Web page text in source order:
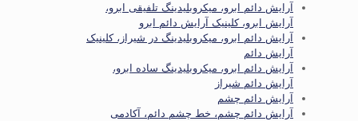
آرایش دائم ابرو، میکروبلیدینگ تلفیقی ابرو،
آرایش ابرو، کلینیک آرایش دائم ابرو
آرایش دائم ابرو، میکروبلیدینگ در شیراز، کلینیک
آرایش دائم
آرایش دائم ابرو، میکروبلیدینگ ساده ابرو،
آرایش دائم شیراز
آرایش دائم چشم
آرایش دائم چشم، خط چشم دائم، آکادمی